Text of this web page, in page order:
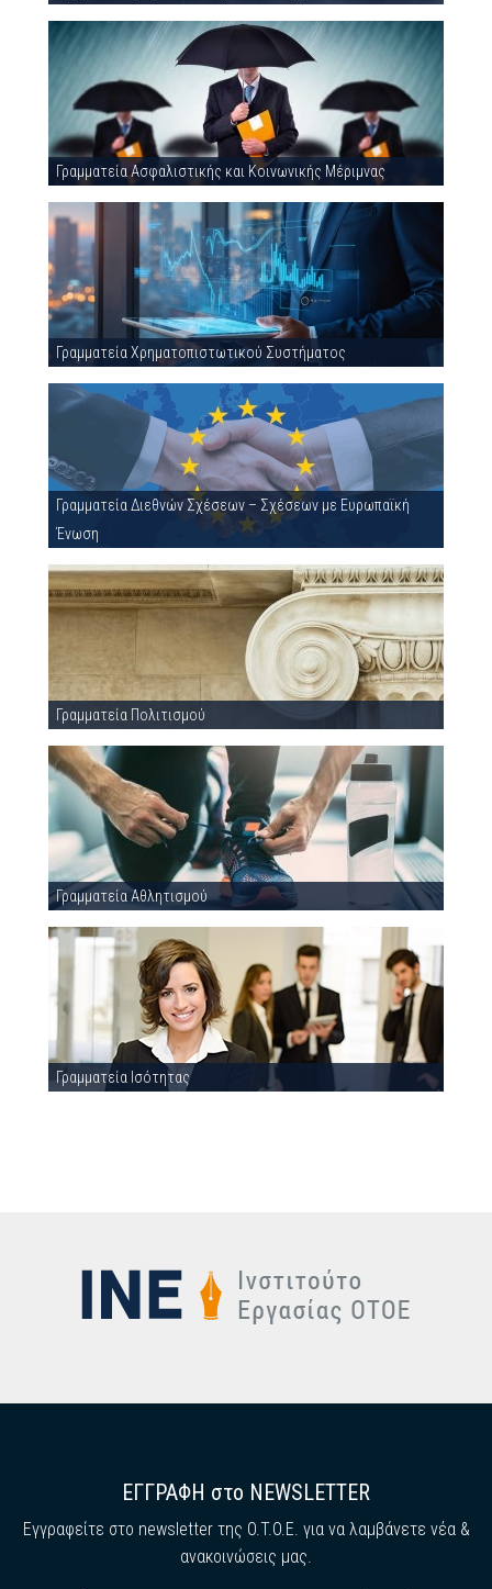
Γραμματεία Ασφαλιστικής και Κοινωνικής Μέριμνας
Γραμματεία Χρηματοπιστωτικού Συστήματος
Γραμματεία Διεθνών Σχέσεων – Σχέσεων με Ευρωπαϊκή
Ένωση
Γραμματεία Πολιτισμού
Γραμματεία Αθλητισμού
Γραμματεία Ισότητας
ΕΓΓΡΑΦΗ στο NEWSLETTER
Εγγραφείτε στο newsletter της O.T.O.E. για να λαμβάνετε νέα &
ανακοινώσεις μας.